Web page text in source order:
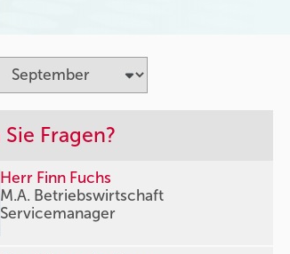
Fragen?
Herr Finn Fuchs
M.A. Betriebswirtschaft
Servicemanager